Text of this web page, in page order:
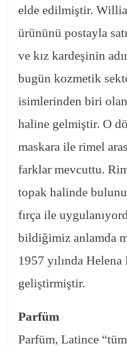
elde edilmiştir.
ürününü postayla
ve kız kardeşinin
bugün kozmetik
isimlerinden biri
haline gelmiştir. O
maskara ile rimel
farklar mevcuttu.
topak halinde
fırça ile
bildiğimiz anlamda
1957 yılında
geliştirmiştir.
Parfüm
Parfüm, Latince